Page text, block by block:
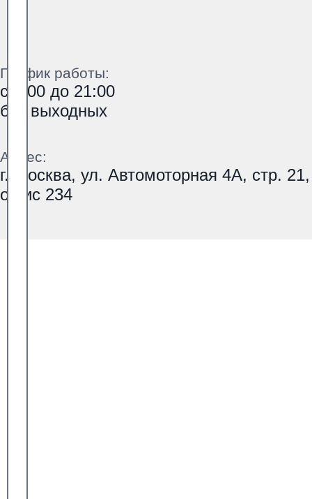
График работы:
с 9:00 до 21:00
без выходных
Адрес:
г. Москва, ул. Автомоторная 4А, стр. 21,
офис 234